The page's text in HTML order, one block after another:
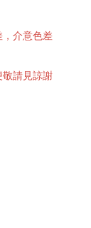
介意色差
請見諒謝